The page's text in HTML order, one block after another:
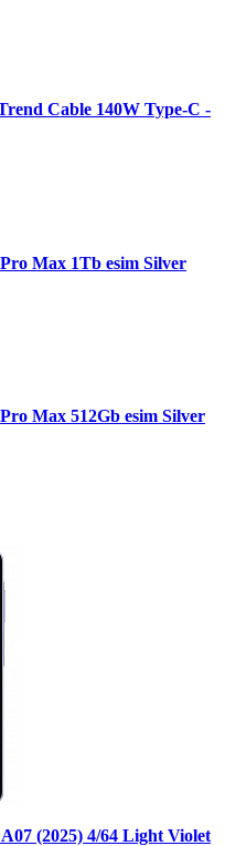
Cable 140W Type-C -
Max 1Tb esim Silver
Max 512Gb esim Silver
(2025) 4/64 Light Violet